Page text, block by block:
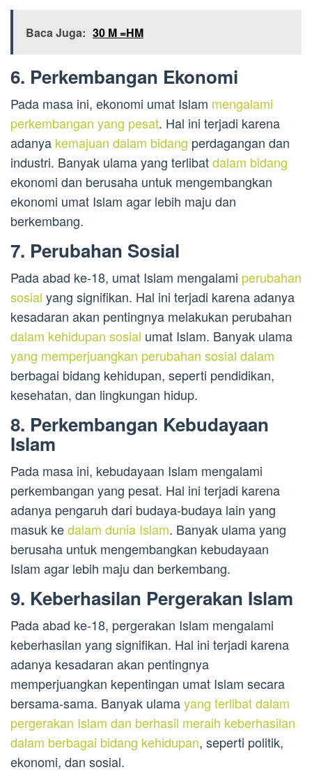
Baca Juga: 30 M =HM​
6. Perkembangan Ekonomi
Pada masa ini, ekonomi umat Islam mengalami
perkembangan yang pesat. Hal ini terjadi karena
adanya kemajuan dalam bidang perdagangan dan
industri. Banyak ulama yang terlibatdalam bidang
ekonomi dan berusaha untuk mengembangkan
ekonomi umat Islam agar lebih maju dan
berkembang.
7. Perubahan Sosial
Pada abad ke-18, umat Islam mengalami perubahan
sosial yang signifikan. Hal ini terjadi karena adanya
kesadaran akan pentingnya melakukan perubahan
dalam kehidupan sosial umat Islam. Banyak ulama
yang memperjuangkan perubahan sosial dalam
berbagai bidang kehidupan, seperti pendidikan,
kesehatan, dan lingkungan hidup.
8. Perkembangan Kebudayaan
Islam
Pada masa ini, kebudayaan Islam mengalami
perkembangan yang pesat. Hal ini terjadi karena
adanya pengaruh dari budaya-budaya lain yang
masuk kedalam dunia Islam. Banyak ulama yang
berusaha untuk mengembangkan kebudayaan
Islam agar lebih maju dan berkembang.
9. Keberhasilan Pergerakan Islam
Pada abad ke-18, pergerakan Islam mengalami
keberhasilan yang signifikan. Hal ini terjadi karena
adanya kesadaran akan pentingnya
memperjuangkan kepentingan umat Islam secara
bersama-sama. Banyak ulamayang terlibat dalam
pergerakan Islam dan berhasil meraih keberhasilan
dalam berbagai bidang kehidupan, seperti politik,
ekonomi, dan sosial.